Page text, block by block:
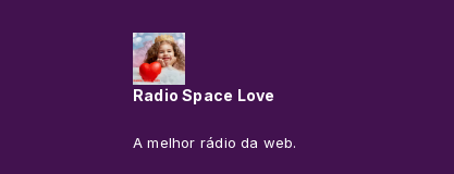
Radio Space Love
A melhor rádio da web.